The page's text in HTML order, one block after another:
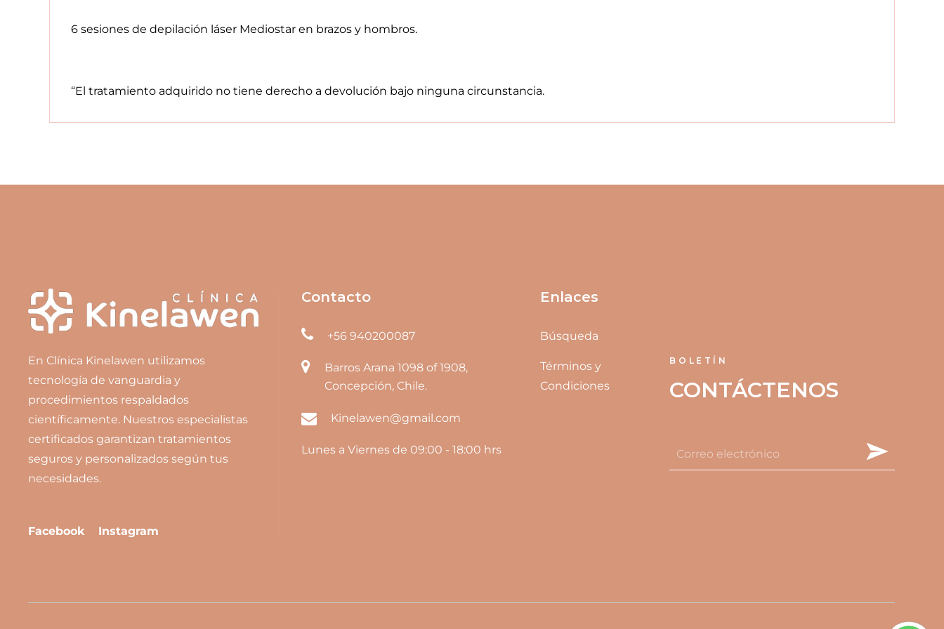
6 sesiones de depilación láser Mediostar en brazos y hombros.
“El tratamiento adquirido no tiene derecho a devolución bajo ninguna circunstancia.
Facebook Instagram
En Clínica Kinelawen utilizamos
tecnología de vanguardia y
procedimientos respaldados
científicamente. Nuestros especialistas
certificados garantizan tratamientos
seguros y personalizados según tus
necesidades.
Contacto
+56 940200087
Barros Arana 1098 of 1908,
Concepción, Chile.
Kinelawen@gmail.com
Lunes a Viernes de 09:00 - 18:00 hrs
Enlaces
Búsqueda
Términos y
Condiciones
BOLETÍN
CONTÁCTENOS